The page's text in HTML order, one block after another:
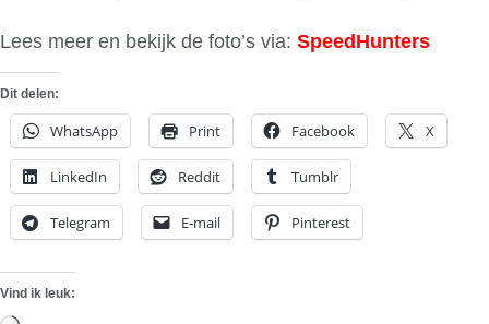
Lees meer en bekijk de foto’s via: SpeedHunters
Dit delen:
WhatsApp Print Facebook X
LinkedIn Reddit Tumblr
Telegram E-mail Pinterest
Vind ik leuk: